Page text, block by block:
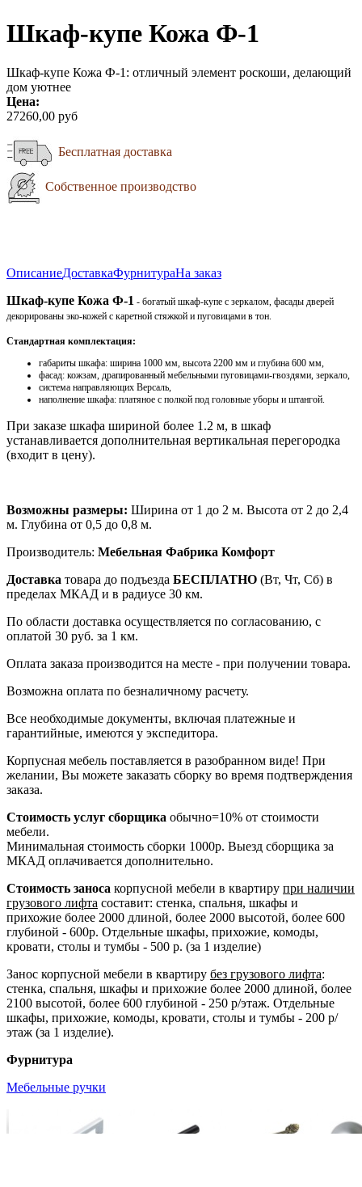
Шкаф-купе Кожа Ф-1
Шкаф-купе Кожа Ф-1: отличный элемент роскоши, делающий
дом уютнее
Цена:
27260,00 руб
Бесплатная доставка
Собственное производство
ОписаниеДоставкаФурнитураНа заказ
Шкаф-купе Кожа Ф-1 - богатый шкаф-купе с зеркалом, фасады дверей
декорированы эко-кожей с каретной стяжкой и пуговицами в тон.
Стандартная комплектация:
габариты шкафа: ширина 1000 мм, высота 2200 мм и глубина 600 мм,
фасад: кожзам, драпированный мебельными пуговицами-гвоздями, зеркало,
система направляющих Версаль,
наполнение шкафа: платяное с полкой под головные уборы и штангой.
При заказе шкафа шириной более 1.2 м, в шкаф
устанавливается дополнительная вертикальная перегородка
(входит в цену).
Возможны размеры: Ширина от 1 до 2 м. Высота от 2 до 2,4
м. Глубина от 0,5 до 0,8 м.
Производитель: Мебельная Фабрика Комфорт
Доставка товара до подъезда БЕСПЛАТНО (Вт, Чт, Сб) в
пределах МКАД и в радиусе 30 км.
По области доставка осуществляется по согласованию, с
оплатой 30 руб. за 1 км.
Оплата заказа производится на месте - при получении товара.
Возможна оплата по безналичному расчету.
Все необходимые документы, включая платежные и
гарантийные, имеются у экспедитора.
Корпусная мебель поставляется в разобранном виде! При
желании, Вы можете заказать сборку во время подтверждения
заказа.
Стоимость услуг сборщика обычно=10% от стоимости
мебели.
Минимальная стоимость сборки 1000р. Выезд сборщика за
МКАД оплачивается дополнительно.
Стоимость заноса корпусной мебели в квартиру при наличии
грузового лифта составит: стенка, спальня, шкафы и
прихожие более 2000 длиной, более 2000 высотой, более 600
глубиной - 600р. Отдельные шкафы, прихожие, комоды,
кровати, столы и тумбы - 500 р. (за 1 изделие)
Занос корпусной мебели в квартиру без грузового лифта:
стенка, спальня, шкафы и прихожие более 2000 длиной, более
2100 высотой, более 600 глубиной - 250 р/этаж. Отдельные
шкафы, прихожие, комоды, кровати, столы и тумбы - 200 р/
этаж (за 1 изделие).
Фурнитура
Мебельные ручки